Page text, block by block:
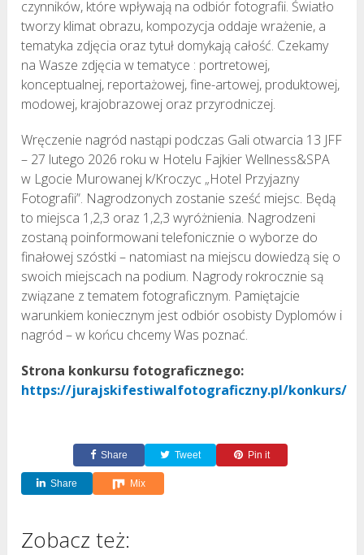
czynników, które wpływają na odbiór fotografii. Światło
tworzy klimat obrazu, kompozycja oddaje wrażenie, a
tematyka zdjęcia oraz tytuł domykają całość. Czekamy
na Wasze zdjęcia w tematyce : portretowej,
konceptualnej, reportażowej, fine-artowej, produktowej,
modowej, krajobrazowej oraz przyrodniczej.
Wręczenie nagród nastąpi podczas Gali otwarcia 13 JFF
– 27 lutego 2026 roku w Hotelu Fajkier Wellness&SPA
w Lgocie Murowanej k/Kroczyc „Hotel Przyjazny
Fotografii”. Nagrodzonych zostanie sześć miejsc. Będą
to miejsca 1,2,3 oraz 1,2,3 wyróżnienia. Nagrodzeni
zostaną poinformowani telefonicznie o wyborze do
finałowej szóstki – natomiast na miejscu dowiedzą się o
swoich miejscach na podium. Nagrody rokrocznie są
związane z tematem fotograficznym. Pamiętajcie
warunkiem koniecznym jest odbiór osobisty Dyplomów i
nagród – w końcu chcemy Was poznać.
Strona konkursu fotograficznego:
https://jurajskifestiwalfotograficzny.pl/konkurs/
Share Tweet Pin it
Share Mix
Zobacz też: